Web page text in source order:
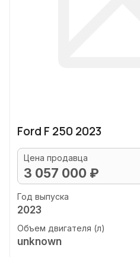
Ford F 250 2023
Цена продавца
3 057 000 ₽
Год выпуска
2023
Объем двигателя (л)
unknown